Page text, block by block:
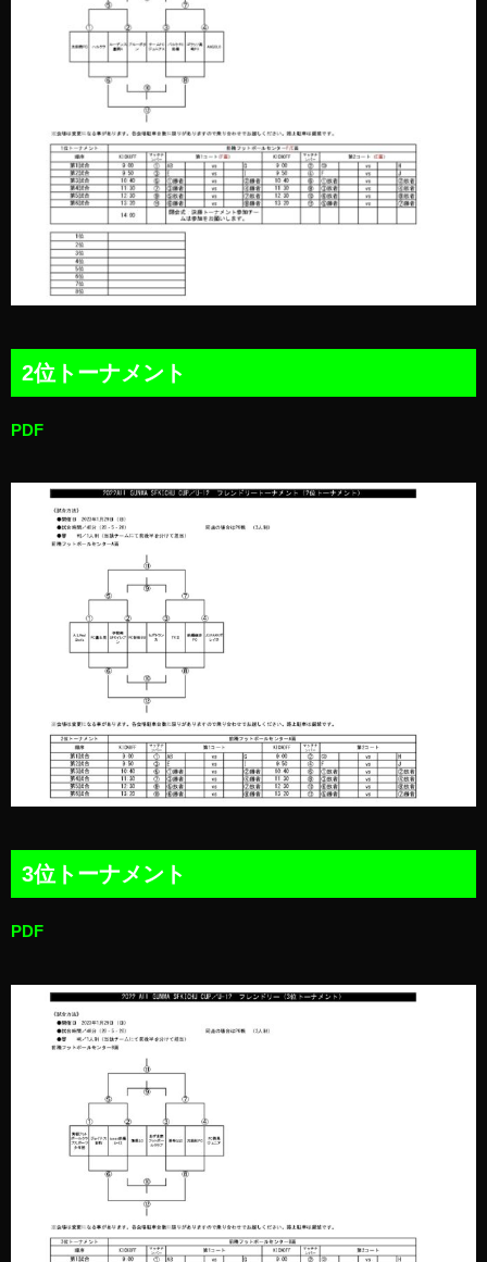
U-9
12/18（日）
U-8
12/17（土）
2位トーナメント
PDF
3位トーナメント
PDF